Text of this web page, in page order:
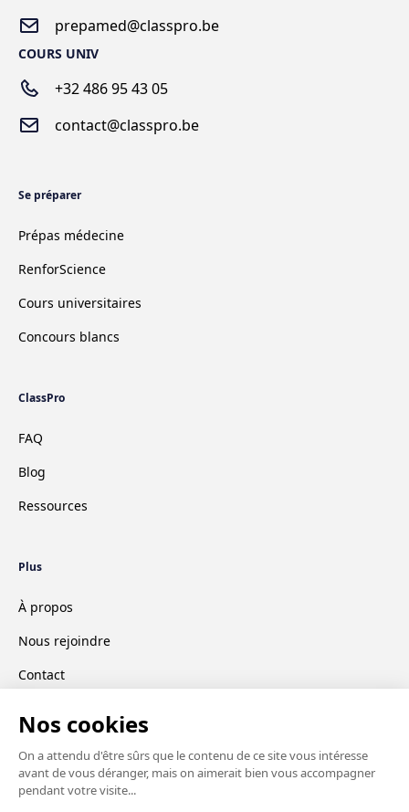
prepamed@classpro.be
COURS UNIV
+32 486 95 43 05
contact@classpro.be
Se préparer
Prépas médecine
RenforScience
Cours universitaires
Concours blancs
ClassPro
FAQ
Blog
Ressources
Plus
À propos
Nous rejoindre
Contact